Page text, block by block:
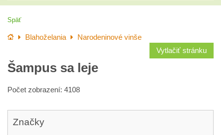
Späť
Úvod Blahoželania
Narodeninové vinše
Vytlačiť stránku
Šampus sa leje
Počet zobrazení: 4108
Značky